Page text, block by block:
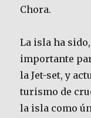
Chora.
La isla ha
importante
la Jet-set, y
turismo de
la isla como